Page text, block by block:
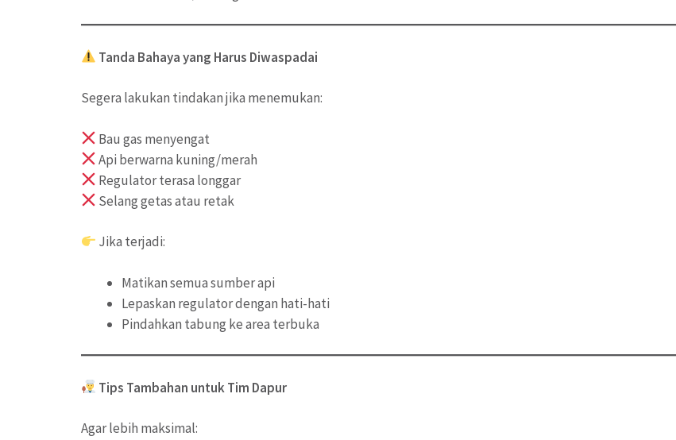
Tanda Bahaya yang Harus Diwaspadai
Segera lakukan tindakan jika menemukan:
Bau gas menyengat
Api berwarna kuning/merah
Regulator terasa longgar
Selang getas atau retak
Jika terjadi:
Matikan semua sumber api
Lepaskan regulator dengan hati-hati
Pindahkan tabung ke area terbuka
Tips Tambahan untuk Tim Dapur
Agar lebih maksimal: